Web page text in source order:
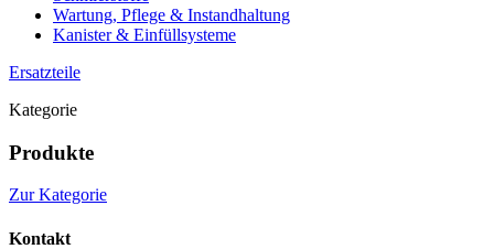
Wartung, Pflege & Instandhaltung
Kanister & Einfüllsysteme
Ersatzteile
Kategorie
Produkte
Zur Kategorie
Kontakt